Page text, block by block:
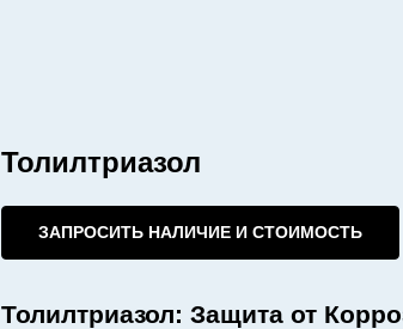
Толилтриазол
ЗАПРОСИТЬ НАЛИЧИЕ И СТОИМОСТЬ
Толилтриазол: Защита от